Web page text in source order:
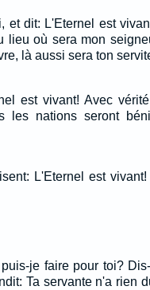
et dit: L'Eternel est
lieu où sera mon
là aussi sera ton
est vivant! Avec
les nations seront
L'Eternel est
je faire pour toi?
Ta servante n'a rien